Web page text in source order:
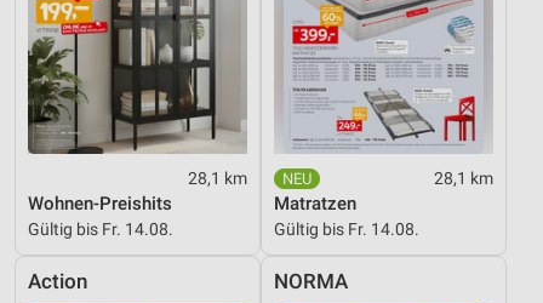
28,1 km
Wohnen-Preishits
Gültig bis Fr. 14.08.
28,1 km
Matratzen
Gültig bis Fr. 14.08.
Action NORMA